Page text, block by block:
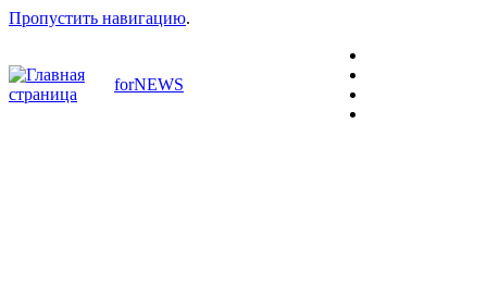
Пропустить навигацию.
forNEWS